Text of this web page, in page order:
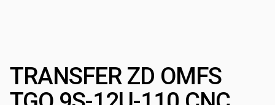
TRANSFER ZD OMFS